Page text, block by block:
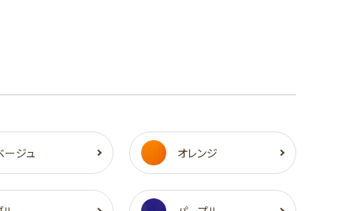
ージュ オレンジ